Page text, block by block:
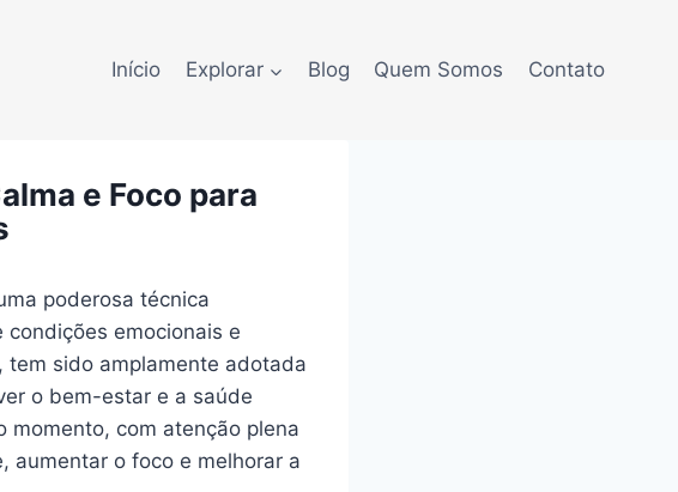
Início Explorar Blog Quem Somos Contato
e Foco para
poderosa técnica
emocionais e
tem sido amplamente adotada
o bem-estar e a saúde
momento, com atenção plena
aumentar o foco e melhorar a